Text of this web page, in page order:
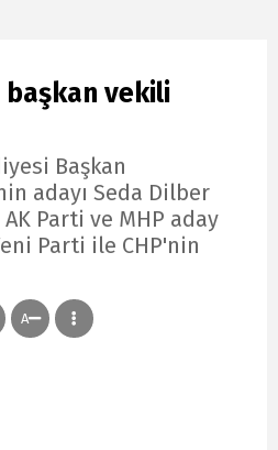
vekili
Başkan
adayı Seda Dilber
Parti ve MHP aday
Parti ile CHP'nin
A